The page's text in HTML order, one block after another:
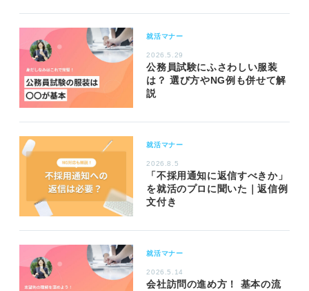
就活マナー
2026.5.29
公務員試験にふさわしい服装
は？ 選び方やNG例も併せて解
説
就活マナー
2026.8.5
「不採用通知に返信すべきか」
を就活のプロに聞いた｜返信例
文付き
就活マナー
2026.5.14
会社訪問の進め方！ 基本の流